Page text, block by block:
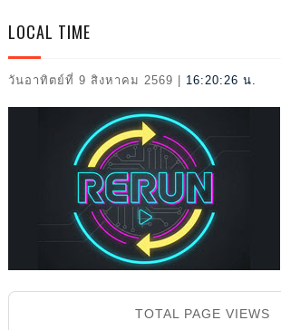
2026
LOCAL TIME
วันอาทิตย์ที่ 9 สิงหาคม 2569 16:20:27 น.
TOTAL PAGE VIEWS